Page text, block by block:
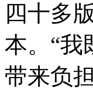
四十多
本。“我
带来负